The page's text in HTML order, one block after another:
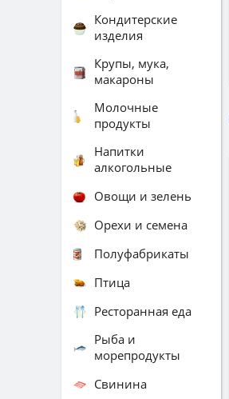
Кондитерские
изделия
Крупы, мука,
макароны
Молочные
продукты
Напитки
алкогольные
Овощи и зелень
Орехи и семена
Полуфабрикаты
Птица
Ресторанная еда
Рыба и
морепродукты
Свинина